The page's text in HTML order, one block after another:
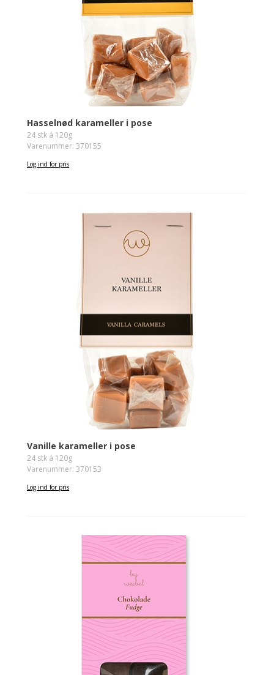
Hasselnød karameller i pose
24 stk á 120g
Varenummer: 370155
Log ind for pris
Vanille karameller i pose
24 stk á 120g
Varenummer: 370153
Log ind for pris